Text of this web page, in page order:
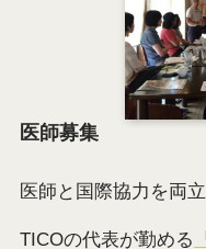
医師募集
医師と国際協力を両
TICOの代表が勤める